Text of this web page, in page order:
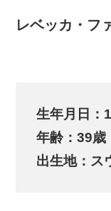
レベッカ・フ
生年月日：
年齢：39歳
出生地：ス